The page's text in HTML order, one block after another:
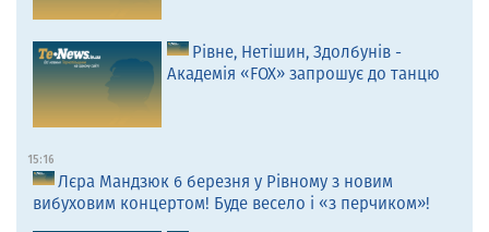
Рівне, Нетішин, Здолбунів -
Академія «FOX» запрошує до танцю
15:16
Лєра Мандзюк 6 березня у Рівному з новим
вибуховим концертом! Буде весело і «з перчиком»!